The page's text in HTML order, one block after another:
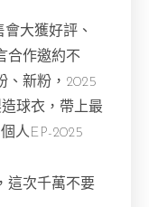
大獲好評、
合作邀約不
、新粉，2025
球衣，帶上最
人EP-2025
這次千萬不要